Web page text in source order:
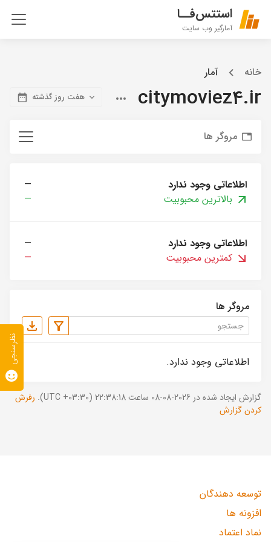
استتس‌فــا
آمارگیر وب سایت
خانه آمار
citymoviez4.ir هفت روز گذشته
مروگر ها
اطلاعاتی وجود ندارد
—
بالاترین محبوبیت
—
اطلاعاتی وجود ندارد
—
کمترین محبوبیت
—
مروگر ها
اطلاعاتی وجود ندارد.
گزارش ایجاد شده در 2026-08-08 ساعت 22:38:18 (UTC +03:30).
رفرش
کردن گزارش
توسعه دهندگان
افزونه ها
نماد اعتماد
نظرسنجی